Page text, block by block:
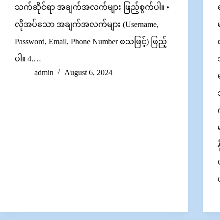
သက်ဆိုင်ရာ အချက်အလက်များ ဖြည့်စွက်ပါ။ •
လိုအပ်သော အချက်အလက်များ (Username,
Password, Email, Phone Number စသဖြင့်) ဖြည့်
ပါ။ 4.…
admin
August 6, 2024